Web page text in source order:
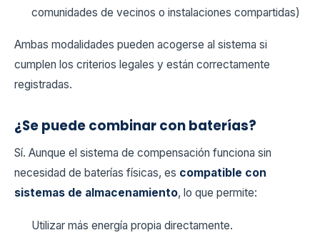
comunidades de vecinos o instalaciones compartidas)
Ambas modalidades pueden acogerse al sistema si
cumplen los criterios legales y están correctamente
registradas.
¿Se puede combinar con baterías?
Sí. Aunque el sistema de compensación funciona sin
necesidad de baterías físicas, es compatible con
sistemas de almacenamiento, lo que permite:
Utilizar más energía propia directamente.